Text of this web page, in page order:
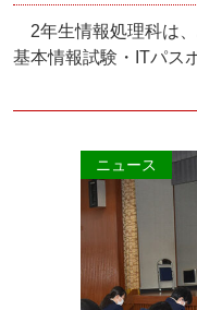
2年生情報処理科は、
基本情報試験・ITパス
ニュース